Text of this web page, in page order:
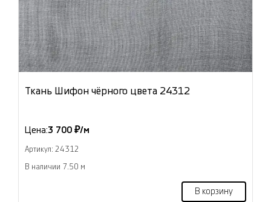
Ткань Шифон чёрного цвета 24312
Цена:3 700 ₽/м
Артикул: 24312
В наличии 7.50 м
В корзину